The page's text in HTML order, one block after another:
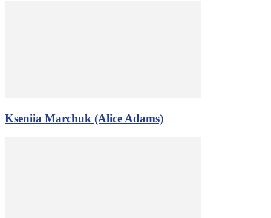
Kseniia Marchuk (Alice Adams)